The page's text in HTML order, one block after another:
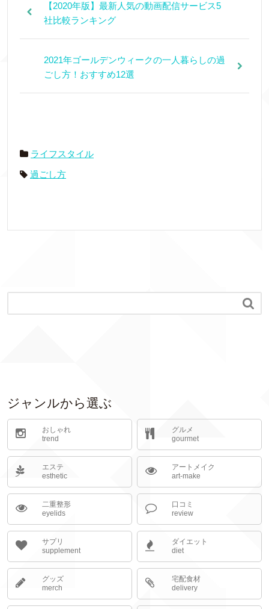
【2020年版】最新人気の動画配信サービス5
社比較ランキング
2021年ゴールデンウィークの一人暮らしの過
ごし方！おすすめ12選
ライフスタイル
過ごし方

ジャンルから選ぶ
おしゃれ
trend
グルメ
gourmet
エステ
esthetic
アートメイク
art-make
二重整形
eyelids
口コミ
review
サプリ
supplement
ダイエット
diet
グッズ
merch
宅配食材
delivery